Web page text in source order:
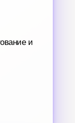
и